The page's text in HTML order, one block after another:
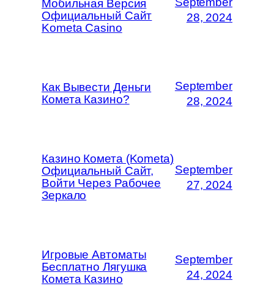
Мобильная Версия
Официальный Сайт
Kometa Casino
28, 2024
Как Вывести Деньги
Комета Казино?
September
28, 2024
Казино Комета (Kometa)
Официальный Сайт,
Войти Через Рабочее
Зеркало
September
27, 2024
Игровые Автоматы
Бесплатно Лягушка
Комета Казино
September
24, 2024